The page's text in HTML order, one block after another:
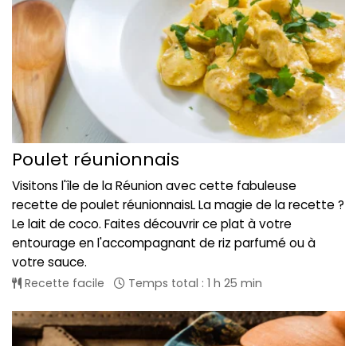
Poulet réunionnais
Visitons l'île de la Réunion avec cette fabuleuse
recette de poulet réunionnaisL La magie de la recette ?
Le lait de coco. Faites découvrir ce plat à votre
entourage en l'accompagnant de riz parfumé ou à
votre sauce.
Recette facile Temps total : 1 h 25 min